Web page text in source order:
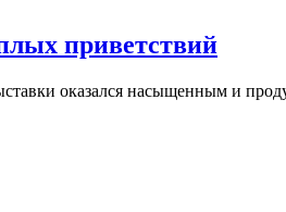
приветствий
оказался насыщенным и